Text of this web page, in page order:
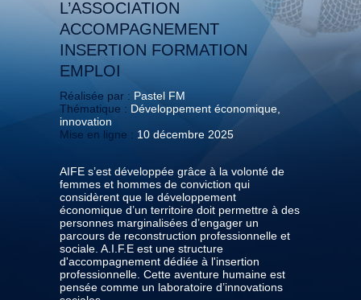
L’ASSOCIATION
ACCOMPAGNEMENT
INSERTION FORMATION
EMPLOI
Réalisée par : Pastel FM
Thématique : Développement économique,
innovation
Mise en ligne : 10 décembre 2025
AIFE s’est développée grâce à la volonté de
femmes et hommes de conviction qui
considèrent que le développement
économique d’un territoire doit permettre à des
personnes marginalisées d’engager un
parcours de reconstruction professionnelle et
sociale. A.I.F.E est une structure
d'accompagnement dédiée à l'insertion
professionnelle. Cette aventure humaine est
pensée comme un laboratoire d’innovations